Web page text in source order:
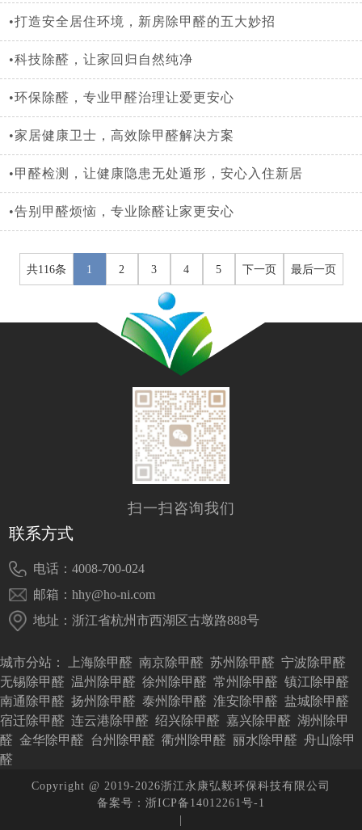
•打造安全居住环境，新房除甲醛的五大妙招
•科技除醛，让家回归自然纯净
•环保除醛，专业甲醛治理让爱更安心
•家居健康卫士，高效除甲醛解决方案
•甲醛检测，让健康隐患无处遁形，安心入住新居
•告别甲醛烦恼，专业除醛让家更安心
共116条 1 2 3 4 5 下一页 最后一页
扫一扫咨询我们
联系方式
电话：4008-700-024
邮箱：hhy@ho-ni.com
地址：浙江省杭州市西湖区古墩路888号
城市分站： 上海除甲醛 南京除甲醛 苏州除甲醛 宁波除甲醛
无锡除甲醛 温州除甲醛 徐州除甲醛 常州除甲醛 镇江除甲醛
南通除甲醛 扬州除甲醛 泰州除甲醛 淮安除甲醛 盐城除甲醛
宿迁除甲醛 连云港除甲醛 绍兴除甲醛 嘉兴除甲醛 湖州除甲
醛 金华除甲醛 台州除甲醛 衢州除甲醛 丽水除甲醛 舟山除甲
醛
Copyright @ 2019-2026浙江永康弘毅环保科技有限公司
备案号：浙ICP备14012261号-1